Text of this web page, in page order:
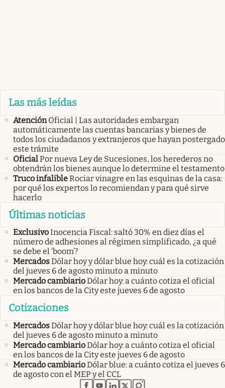
Las más leídas
Atención Oficial | Las autoridades embargan
automáticamente las cuentas bancarias y bienes de
todos los ciudadanos y extranjeros que hayan postergado
este trámite
OficialPor nueva Ley de Sucesiones, los herederos no
obtendrán los bienes aunque lo determine el testamento
Truco infalibleRociar vinagre en las esquinas de la casa:
por qué los expertos lo recomiendan y para qué sirve
hacerlo
Últimas noticias
ExclusivoInocencia Fiscal: saltó 30% en diez días el
número de adhesiones al régimen simplificado, ¿a qué
se debe el ‘boom’?
MercadosDólar hoy y dólar blue hoy: cuál es la cotización
del jueves 6 de agosto minuto a minuto
Mercado cambiarioDólar hoy: a cuánto cotiza el oficial
en los bancos de la City este jueves 6 de agosto
Cotizaciones
MercadosDólar hoy y dólar blue hoy: cuál es la cotización
del jueves 6 de agosto minuto a minuto
Mercado cambiarioDólar hoy: a cuánto cotiza el oficial
en los bancos de la City este jueves 6 de agosto
Mercado cambiarioDólar blue: a cuánto cotiza el jueves 6
de agosto con el MEP y el CCL
abre en nueva pestaña
abre en nueva pestaña
abre en nueva pestaña
abre en nueva pestaña
abre en nueva pestaña